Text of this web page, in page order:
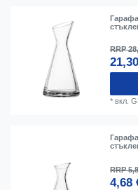
RRP
*вкл.
RRP
4,68